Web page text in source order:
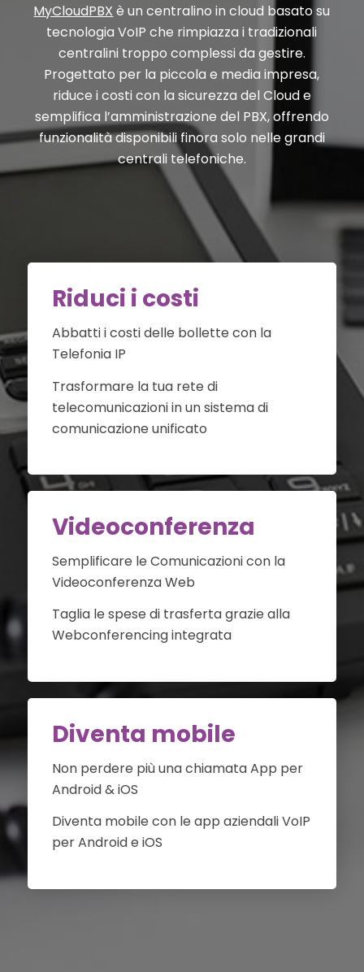
MyCloudPBX è un centralino in cloud basato su
tecnologia VoIP che rimpiazza i tradizionali
centralini troppo complessi da gestire.
Progettato per la piccola e media impresa,
riduce i costi con la sicurezza del Cloud e
semplifica l’amministrazione del PBX, offrendo
funzionalità disponibili finora solo nelle grandi
centrali telefoniche.
Riduci i costi
Abbatti i costi delle bollette con la
Telefonia IP
Trasformare la tua rete di
telecomunicazioni in un sistema di
comunicazione unificato
Videoconferenza
Semplificare le Comunicazioni con la
Videoconferenza Web
Taglia le spese di trasferta grazie alla
Webconferencing integrata
Diventa mobile
Non perdere più una chiamata App per
Android & iOS
Diventa mobile con le app aziendali VoIP
per Android e iOS